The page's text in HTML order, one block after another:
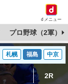
dメニュー
プロ野球（2軍）
札幌 福島 中京
2R